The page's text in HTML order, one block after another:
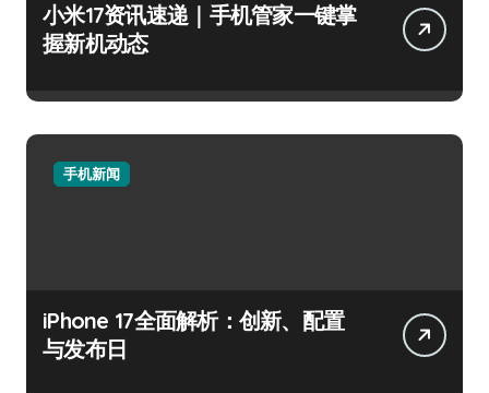
小米17资讯速递｜手机管家一键掌
握新机动态
手机新闻
iPhone 17全面解析：创新、配置
与发布日